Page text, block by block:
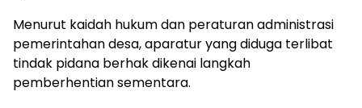
Menurut kaidah hukum dan peraturan administrasi
pemerintahan desa, aparatur yang diduga terlibat
tindak pidana berhak dikenai langkah
pemberhentian sementara.